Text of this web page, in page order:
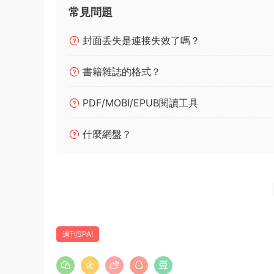
常見問題
封面丢失是連接失效了嗎？
書籍雜誌的格式？
PDF/MOBI/EPUB閱讀工具
什麼網盤？
週刊SPA!